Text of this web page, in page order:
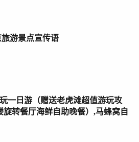
游景点宣传语
一日游（赠送老虎滩超值游玩攻
旋转餐厅海鲜自助晚餐）,马蜂窝自